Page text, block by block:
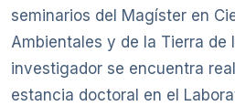
seminarios del Magíster en
Ambientales y de la Tierra de
investigador se encuentra
estancia doctoral en el